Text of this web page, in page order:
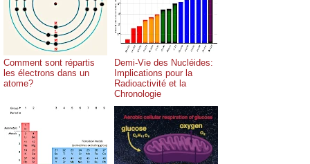
Comment sont répartis
les électrons dans un
atome?
Demi-Vie des Nucléides:
Implications pour la
Radioactivité et la
Chronologie